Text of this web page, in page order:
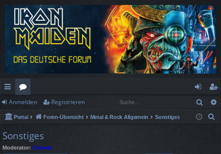
ch
ne
llz
ug
or
en
n
m
eg
ist
Anmelden Registrieren
Portal Foren-Übersicht Metal & Rock Allgemein Sonstiges
Sonstiges
Moderator: Chewie